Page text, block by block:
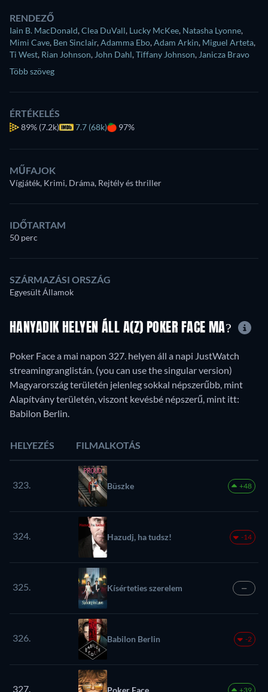
RENDEZŐ
Iain B. MacDonald,Clea DuVall, Lucky McKee, Natasha Lyonne,
Mimi Cave, Ben Sinclair,Adamma Ebo,Adam Arkin, Miguel Arteta,
Ti West, Rian Johnson, John Dahl,Tiffany Johnson, Janicza Bravo
Több szöveg
ÉRTÉKELÉS
89% (7.2k) 7.7 (68k) 97%
MŰFAJOK
Vígjáték, Krimi, Dráma, Rejtély és thriller
IDŐTARTAM
50 perc
SZÁRMAZÁSI ORSZÁG
Egyesült Államok
HANYADIK HELYEN ÁLL A(Z) POKER FACE MA?
Poker Face a mai napon 327. helyen áll a napi JustWatch
streamingranglistán. (you can use the singular version)
Magyarország területén jelenleg sokkal népszerűbb, mint
Alapítvány területén, viszont kevésbé népszerű, mint itt:
Babilon Berlin.
HELYEZÉS FILMALKOTÁS
323. Büszke +48
324. Hazudj, ha tudsz! -14
325. Kísérteties szerelem —
326. Babilon Berlin -2
327. Poker Face +39